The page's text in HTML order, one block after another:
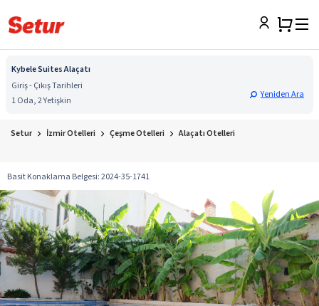
Kybele Suites Alaçatı
Giriş - Çıkış Tarihleri
1 Oda, 2 Yetişkin
Yeniden Ara
Setur İzmir Otelleri Çeşme Otelleri Alaçatı Otelleri
Basit Konaklama Belgesi:2024-35-1741